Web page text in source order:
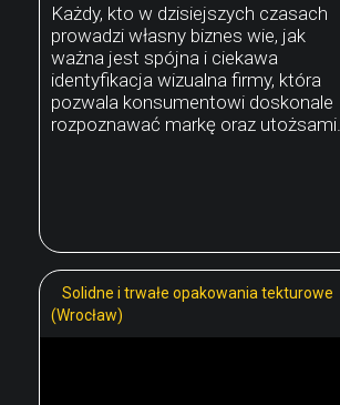
Każdy, kto w dzisiejszych czasach
prowadzi własny biznes wie, jak
ważna jest spójna i ciekawa
identyfikacja wizualna firmy, która
pozwala konsumentowi doskonale
rozpoznawać markę oraz utożsami...
Solidne i trwałe opakowania tekturowe
(Wrocław)